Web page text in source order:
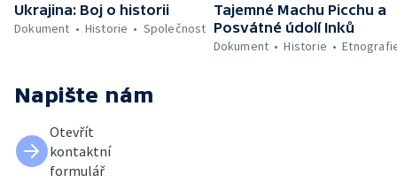
Ukrajina: Boj o historii
Dokument
Historie Společnost
Tajemné Machu Picchu a
Posvátné údolí Inků
Dokument
Historie
Napište nám
Otevřít
kontaktní
formulář